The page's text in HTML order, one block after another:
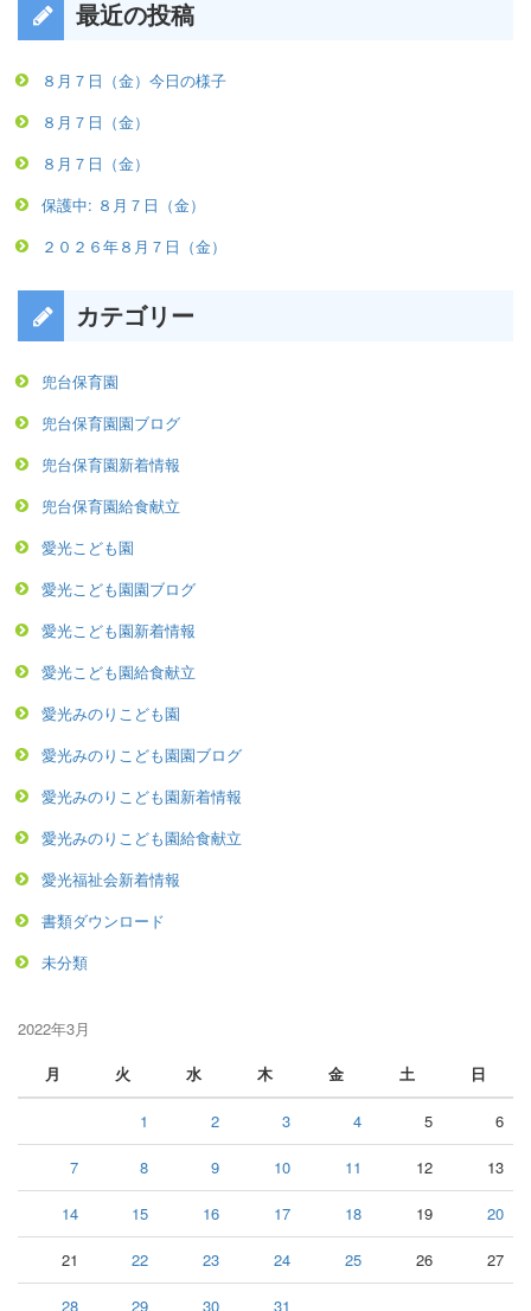
最近の投稿
８月７日（金）今日の様子
８月７日（金）
８月７日（金）
保護中: ８月７日（金）
２０２６年８月７日（金）
カテゴリー
兜台保育園
兜台保育園園ブログ
兜台保育園新着情報
兜台保育園給食献立
愛光こども園
愛光こども園園ブログ
愛光こども園新着情報
愛光こども園給食献立
愛光みのりこども園
愛光みのりこども園園ブログ
愛光みのりこども園新着情報
愛光みのりこども園給食献立
愛光福祉会新着情報
書類ダウンロード
未分類
2022年3月
月
火 水 木 金 土 日
1 2 3 4 5 6
7 8 9 10 11 12 13
14 15 16 17 18 19 20
21 22 23 24 25 26 27
28 29 30 31